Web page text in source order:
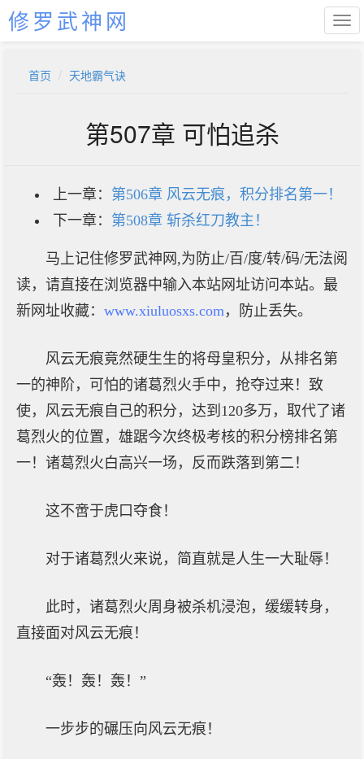
修罗武神网
首页 天地霸气诀
第507章 可怕追杀
上一章： 第506章 风云无痕，积分排名第一！
下一章： 第508章 斩杀红刀教主！
马上记住修罗武神网,为防止/百/度/转/码/无法阅
读，请直接在浏览器中输入本站网址访问本站。最
新网址收藏： www.xiuluosxs.com，防止丢失。
风云无痕竟然硬生生的将母皇积分，从排名第
一的神阶，可怕的诸葛烈火手中，抢夺过来！致
使，风云无痕自己的积分，达到120多万，取代了诸
葛烈火的位置，雄踞今次终极考核的积分榜排名第
一！诸葛烈火白高兴一场，反而跌落到第二！
这不啻于虎口夺食！
对于诸葛烈火来说，简直就是人生一大耻辱！
此时，诸葛烈火周身被杀机浸泡，缓缓转身，
直接面对风云无痕！
“轰！轰！轰！”
一步步的碾压向风云无痕！